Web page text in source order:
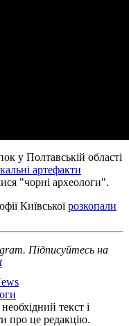
у Полтавській області
артефакти
"чорні археологи".
Київськоїрозкопали
Підписуйтесь на
текст і
про це редакцію.